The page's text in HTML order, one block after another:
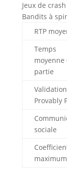
Jeux de
Bandits à
RTP
Temps
moyenne
partie
Validation
Provably
sociale
maximum